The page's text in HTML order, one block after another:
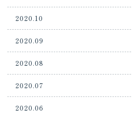
2020.10
2020.09
2020.08
2020.07
2020.06